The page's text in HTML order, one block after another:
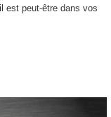
est peut-être dans vos